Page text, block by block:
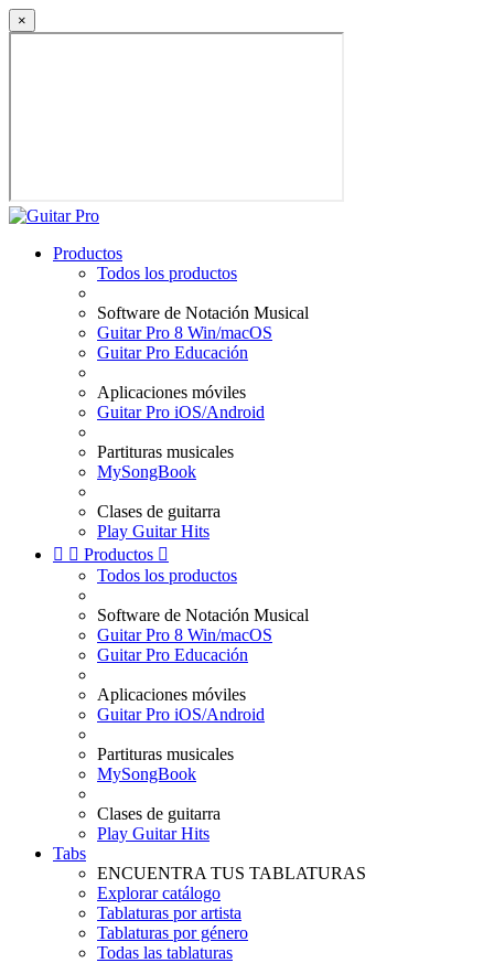
×
Productos
Todos los productos
Software de Notación Musical
Guitar Pro 8 Win/macOS
Guitar Pro Educación
Aplicaciones móviles
Guitar Pro iOS/Android
Partituras musicales
MySongBook
Clases de guitarra
Play Guitar Hits
  Productos 
Todos los productos
Software de Notación Musical
Guitar Pro 8 Win/macOS
Guitar Pro Educación
Aplicaciones móviles
Guitar Pro iOS/Android
Partituras musicales
MySongBook
Clases de guitarra
Play Guitar Hits
Tabs
ENCUENTRA TUS TABLATURAS
Explorar catálogo
Tablaturas por artista
Tablaturas por género
Todas las tablaturas